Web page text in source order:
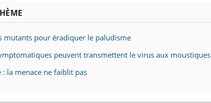
mutants pour éradiquer le paludisme
peuvent transmettent le virus aux moustiques
la menace ne faiblit pas